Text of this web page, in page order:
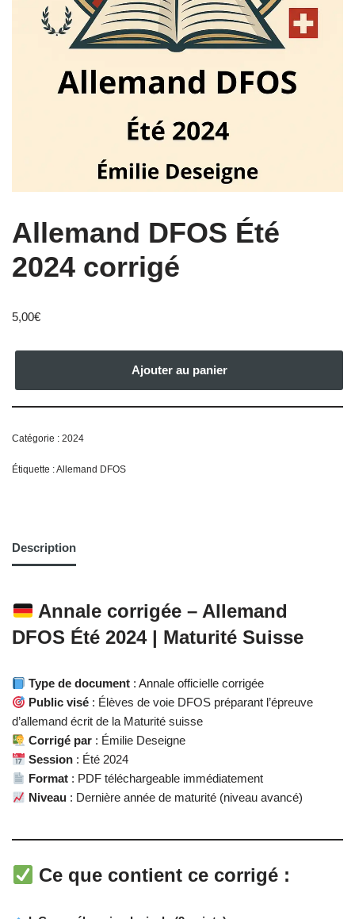
Allemand DFOS Été
2024 corrigé
5,00€
Ajouter au panier
Catégorie : 2024
Étiquette :Allemand DFOS
Description
Annale corrigée – Allemand
DFOS Été 2024 | Maturité Suisse
Type de document : Annale officielle corrigée
Public visé : Élèves de voie DFOS préparant l’épreuve
d’allemand écrit de la Maturité suisse
Corrigé par : Émilie Deseigne
Session : Été 2024
Format : PDF téléchargeable immédiatement
Niveau : Dernière année de maturité (niveau avancé)
Ce que contient ce corrigé :